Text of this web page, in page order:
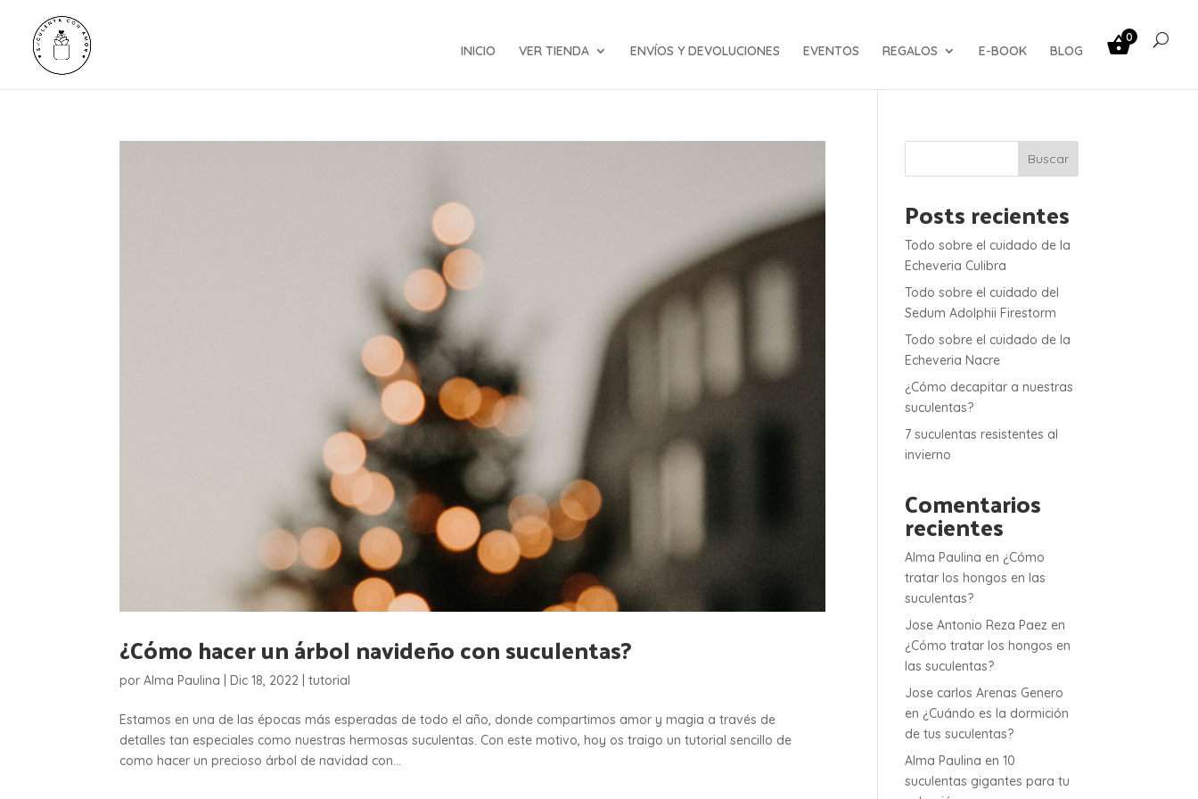
INICIO VER TIENDA ENVÍOS Y DEVOLUCIONES EVENTOS REGALOS E-BOOK BLOG
0
¿Cómo hacer un árbol navideño con suculentas?
porAlma Paulina |Dic 18, 2022 |tutorial
Estamos en una de las épocas más esperadas de todo el año, donde compartimos amor y magia a través de
detalles tan especiales como nuestras hermosas suculentas. Con este motivo, hoy os traigo un tutorial sencillo de
como hacer un precioso árbol de navidad con...
Buscar
Posts recientes
Todo sobre el cuidado de la
Echeveria Culibra
Todo sobre el cuidado del
Sedum Adolphii Firestorm
Todo sobre el cuidado de la
Echeveria Nacre
¿Cómo decapitar a nuestras
suculentas?
7 suculentas resistentes al
invierno
Comentarios
recientes
Alma Paulina en ¿Cómo
tratar los hongos en las
suculentas?
Jose Antonio Reza Paez en
¿Cómo tratar los hongos en
las suculentas?
Jose carlos Arenas Genero
en ¿Cuándo es la dormición
de tus suculentas?
Alma Paulina en10
suculentas gigantes para tu